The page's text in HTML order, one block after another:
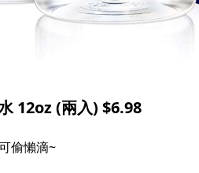
12oz (兩入) $6.98​
偷懶滴~​